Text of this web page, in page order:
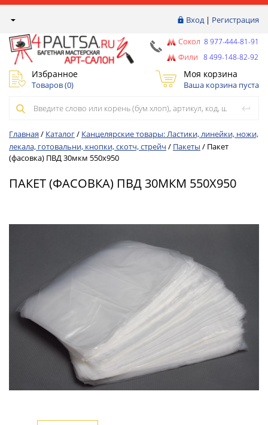
Вход| Регистрация
Сокол 8 977-444-81-91
Фили 8 499-148-82-92
Избранное
Товаров (0)
Моя корзина
Ваша корзина пуста
Главная / Каталог/ Канцелярские товары: Ластики, линейки, ножи,
лекала, готовальни, кнопки, скотч, стрейч / Пакеты / Пакет
(фасовка) ПВД 30мкм 550х950
ПАКЕТ (ФАСОВКА) ПВД 30МКМ 550Х950